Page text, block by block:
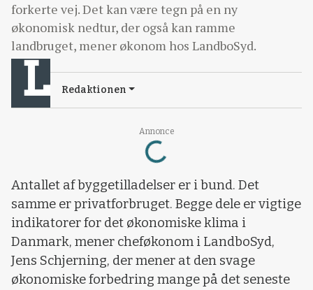
Annonce
Loading...
forkerte vej. Det kan være tegn på en ny
økonomisk nedtur, der også kan ramme
landbruget, mener økonom hos LandboSyd.
Redaktionen
Antallet af byggetilladelser er i bund. Det
samme er privatforbruget. Begge dele er vigtige
indikatorer for det økonomiske klima i
Danmark, mener cheføkonom i LandboSyd,
Jens Schjerning, der mener at den svage
økonomiske forbedring mange på det seneste